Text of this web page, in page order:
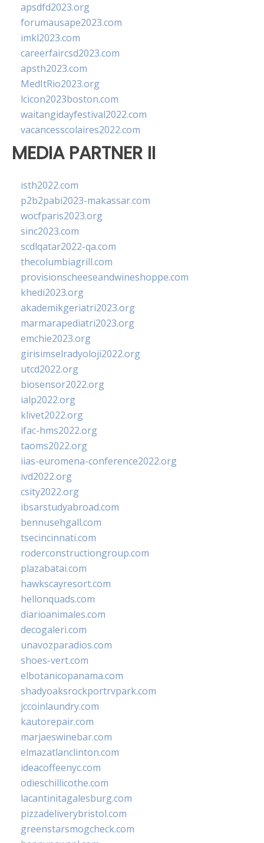
apsdfd2023.org
forumausape2023.com
imkl2023.com
careerfaircsd2023.com
apsth2023.com
MedItRio2023.org
lcicon2023boston.com
waitangidayfestival2022.com
vacancesscolaires2022.com
MEDIA PARTNER II
isth2022.com
p2b2pabi2023-makassar.com
wocfparis2023.org
sinc2023.com
scdlqatar2022-qa.com
thecolumbiagrill.com
provisionscheeseandwineshoppe.com
khedi2023.org
akademikgeriatri2023.org
marmarapediatri2023.org
emchie2023.org
girisimselradyoloji2022.org
utcd2022.org
biosensor2022.org
ialp2022.org
klivet2022.org
ifac-hms2022.org
taoms2022.org
iias-euromena-conference2022.org
ivd2022.org
csity2022.org
ibsarstudyabroad.com
bennusehgall.com
tsecincinnati.com
roderconstructiongroup.com
plazabatai.com
hawkscayresort.com
hellonquads.com
diarioanimales.com
decogaleri.com
unavozparadios.com
shoes-vert.com
elbotanicopanama.com
shadyoaksrockportrvpark.com
jccoinlaundry.com
kautorepair.com
marjaeswinebar.com
elmazatlanclinton.com
ideacoffeenyc.com
odieschillicothe.com
lacantinitagalesburg.com
pizzadeliverybristol.com
greenstarsmogcheck.com